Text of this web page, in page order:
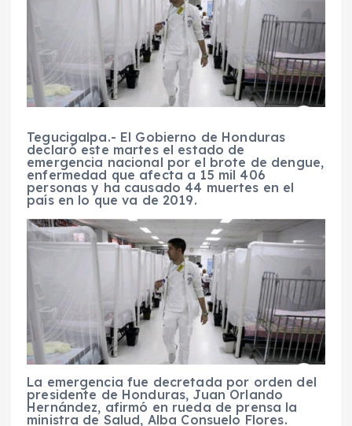
Tegucigalpa.- El Gobierno de Honduras
declaró este martes el estado de
emergencia nacional por el brote de dengue,
enfermedad que afecta a 15 mil 406
personas y ha causado 44 muertes en el
país en lo que va de 2019.
La emergencia fue decretada por orden del
presidente de Honduras, Juan Orlando
Hernández, afirmó en rueda de prensa la
ministra de Salud, Alba Consuelo Flores.